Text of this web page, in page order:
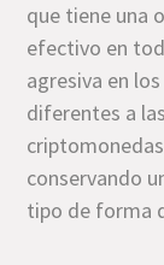
que tiene una
efectivo en
agresiva en
diferentes a
conservando
tipo de forma